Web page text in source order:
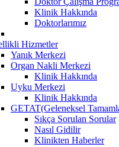
Klinik Hakkında
Doktorlarımız
Hizmetler
Yanık Merkezi
Organ Nakli Merkezi
Klinik Hakkında
Uyku Merkezi
Klinik Hakkında
GETAT(Geleneksel
Sıkça Sorulan Sorular
Nasıl Gidilir
Klinikten Haberler